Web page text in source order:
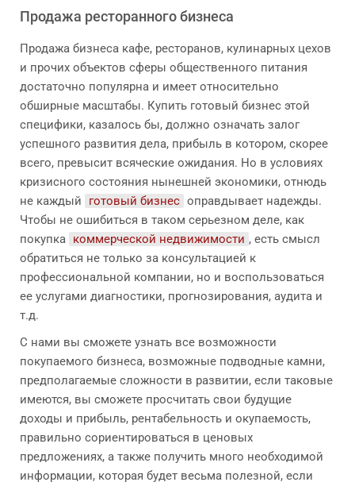
Продажа ресторанного бизнеса
Продажа бизнеса кафе, ресторанов, кулинарных цехов
и прочих объектов сферы общественного питания
достаточно популярна и имеет относительно
обширные масштабы. Купить готовый бизнес этой
специфики, казалось бы, должно означать залог
успешного развития дела, прибыль в котором, скорее
всего, превысит всяческие ожидания. Но в условиях
кризисного состояния нынешней экономики, отнюдь
не каждый
готовый бизнес оправдывает надежды.
Чтобы не ошибиться в таком серьезном деле, как
покупка коммерческой недвижимости , есть смысл
обратиться не только за консультацией к
профессиональной компании, но и воспользоваться
ее услугами диагностики, прогнозирования, аудита и
т.д.
С нами вы сможете узнать все возможности
покупаемого бизнеса, возможные подводные камни,
предполагаемые сложности в развитии, если таковые
имеются, вы сможете просчитать свои будущие
доходы и прибыль, рентабельность и окупаемость,
правильно сориентироваться в ценовых
предложениях, а также получить много необходимой
информации, которая будет весьма полезной, если